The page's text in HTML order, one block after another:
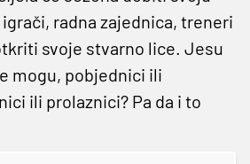
radna zajednica, treneri
svoje stvarno lice. Jesu
mogu, pobjednici ili
ili prolaznici? Pa da i to